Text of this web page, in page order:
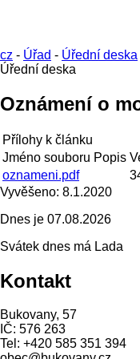
cz - Úřad - Úřední deska
Úřední deska
Oznámení o
Přílohy k článku
Jméno souboru Popis
oznameni.pdf
Vyvěšeno: 8.1.2020
Dnes je 07.08.2026
Svátek dnes má Lada
Kontakt
Bukovany, 57
IČ: 576 263
Tel: +420 585 351 394